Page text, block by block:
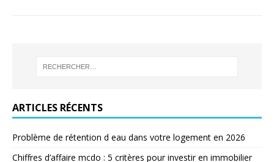
ARTICLES RÉCENTS
Problème de rétention d eau dans votre logement en 2026
Chiffres d’affaire mcdo : 5 critères pour investir en immobilier